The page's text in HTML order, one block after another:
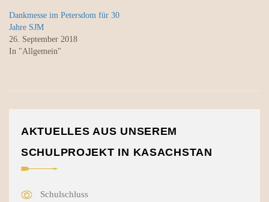
Dankmesse im Petersdom für 30
Jahre SJM
26. September 2018
In "Allgemein"
AKTUELLES AUS UNSEREM
SCHULPROJEKT IN KASACHSTAN
Schulschluss